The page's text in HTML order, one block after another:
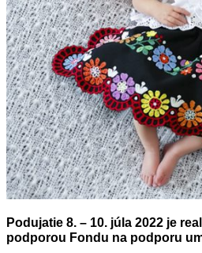
Podujatie 8. – 10. júla 2022 je
podporou Fondu na podporu